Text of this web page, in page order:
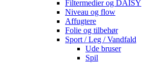
Filtermedier og DAISY
Niveau og flow
Affugtere
Folie og tilbehør
Sport / Leg / Vandfald
Ude bruser
Spil